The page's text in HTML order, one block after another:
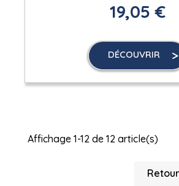
19,05 €
DÉCOUVRIR
Affichage 1-12 de 12 article(s)